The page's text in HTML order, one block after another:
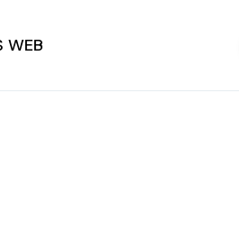
WEB